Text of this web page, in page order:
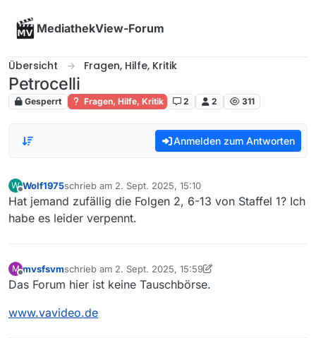
MediathekView-Forum
Übersicht Fragen, Hilfe, Kritik
Petrocelli
Gesperrt Fragen, Hilfe, Kritik 2 2 311
Anmelden zum Antworten
W
Offline
Wolf1975schrieb am 2. Sept. 2025, 15:10
zuletzt editiert von
Hat jemand zufällig die Folgen 2, 6-13 von Staffel 1? Ich
habe es leider verpennt.
M
Offline
mvsfsvmschrieb am 2. Sept. 2025, 15:59
zuletzt editiert von mvsfsvm9. Feb. 2025, 18:05
Das Forum hier ist keine Tauschbörse.
www.vavideo.de